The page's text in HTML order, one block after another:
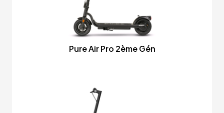
Pure Air Pro 2ème Gén